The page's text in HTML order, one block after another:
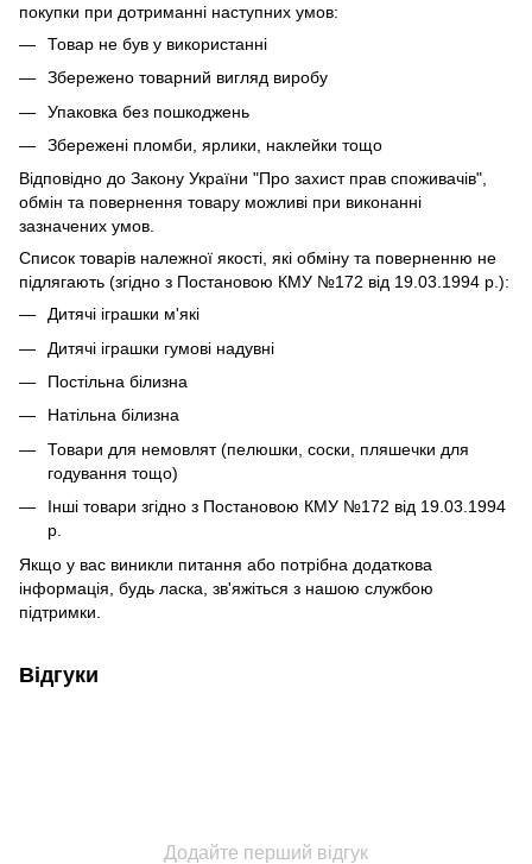
покупки при дотриманні наступних умов:
Товар не був у використанні
Збережено товарний вигляд виробу
Упаковка без пошкоджень
Збережені пломби, ярлики, наклейки тощо
Відповідно до Закону України "Про захист прав споживачів",
обмін та повернення товару можливі при виконанні
зазначених умов.
Список товарів належної якості, які обміну та поверненню не
підлягають (згідно з Постановою КМУ №172 від 19.03.1994 р.):
Дитячі іграшки м'які
Дитячі іграшки гумові надувні
Постільна білизна
Натільна білизна
Товари для немовлят (пелюшки, соски, пляшечки для
годування тощо)
Інші товари згідно з Постановою КМУ №172 від 19.03.1994
р.
Якщо у вас виникли питання або потрібна додаткова
інформація, будь ласка, зв'яжіться з нашою службою
підтримки.
Відгуки
Додайте перший відгук